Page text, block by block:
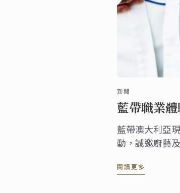
新聞
藍帶職業
藍帶澳大利亞
動，誠邀廚藝
閱讀更多